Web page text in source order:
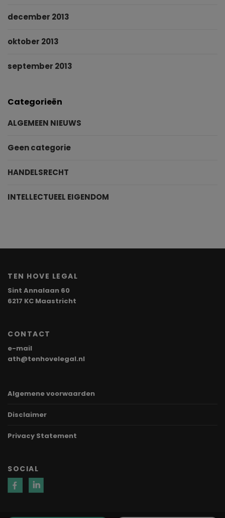
december 2013
oktober 2013
september 2013
Categorieën
ALGEMEEN NIEUWS
Geen categorie
HANDELSRECHT
INTELLECTUEEL EIGENDOM
TEN HOVE LEGAL
Sint Annalaan 60
6217 KC Maastricht
CONTACT
e-mail
ath@tenhovelegal.nl
Algemene voorwaarden
Disclaimer
Privacy Statement
SOCIAL